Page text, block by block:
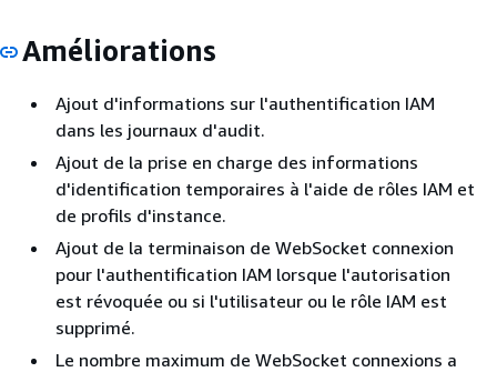
Améliorations
Ajout d'informations sur l'authentification IAM
dans les journaux d'audit.
Ajout de la prise en charge des informations
d'identification temporaires à l'aide de rôles IAM et
de profils d'instance.
Ajout de la terminaison de WebSocket connexion
pour l'authentification IAM lorsque l'autorisation
est révoquée ou si l'utilisateur ou le rôle IAM est
supprimé.
Le nombre maximum de WebSocket connexions a